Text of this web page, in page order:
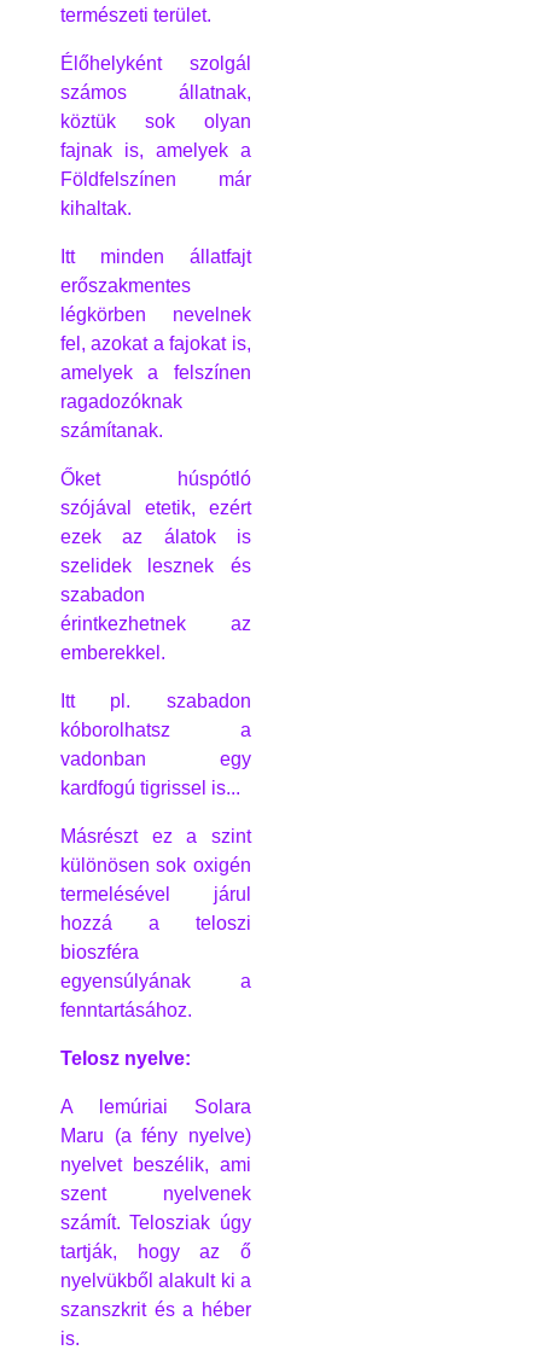
természeti terület.
Élőhelyként szolgál
számos állatnak,
köztük sok olyan
fajnak is, amelyek a
Földfelszínen már
kihaltak.
Itt minden állatfajt
erőszakmentes
légkörben nevelnek
fel, azokat a fajokat is,
amelyek a felszínen
ragadozóknak
számítanak.
Őket húspótló
szójával etetik, ezért
ezek az álatok is
szelidek lesznek és
szabadon
érintkezhetnek az
emberekkel.
Itt pl. szabadon
kóborolhatsz a
vadonban egy
kardfogú tigrissel is...
Másrészt ez a szint
különösen sok oxigén
termelésével járul
hozzá a teloszi
bioszféra
egyensúlyának a
fenntartásához.
Telosz nyelve:
A lemúriai Solara
Maru (a fény nyelve)
nyelvet beszélik, ami
szent nyelvenek
számít. Telosziak úgy
tartják, hogy az ő
nyelvükből alakult ki a
szanszkrit és a héber
is.